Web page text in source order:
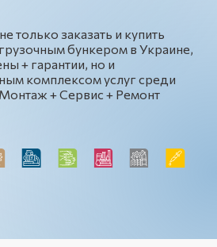
только заказать и купить
бункером в Украине,
+ гарантии, но и
комплексом услуг среди
+ Сервис + Ремонт